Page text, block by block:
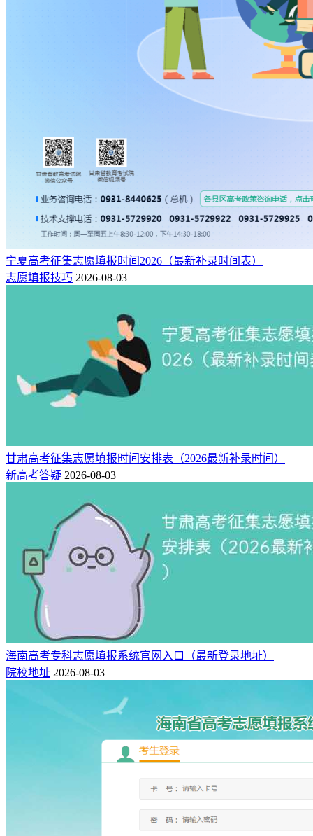
宁夏高考征集志愿填报时间2026（最新补录时间表）
志愿填报技巧 2026-08-03
甘肃高考征集志愿填报时间安排表（2026最新补录时间）
新高考答疑 2026-08-03
海南高考专科志愿填报系统官网入口（最新登录地址）
院校地址 2026-08-03